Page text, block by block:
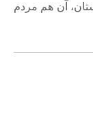
آن هم مردم